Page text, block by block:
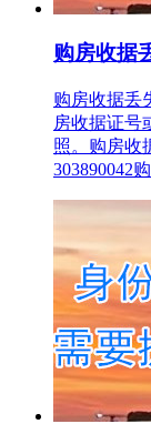
购房收据
购房收据丢
房收据证号
照。购房收
303890042